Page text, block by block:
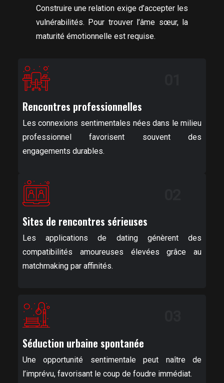
Construire une relation exige d’accepter les
vulnérabilités. Pour trouver l’âme sœur, la
maturité émotionnelle est requise.
Rencontres professionnelles
Les connexions sentimentales nées dans le milieu
professionnel favorisent souvent des
engagements durables.
Sites de rencontres sérieuses
Les applications de dating génèrent des
compatibilités amoureuses élevées grâce au
matchmaking par affinités.
Séduction urbaine spontanée
Une opportunité sentimentale peut naître de
l’imprévu, favorisant le coup de foudre immédiat.